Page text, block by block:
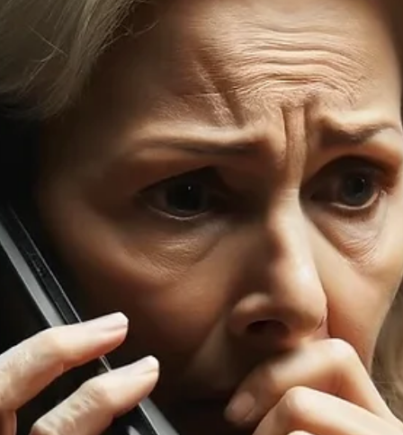
POL-CE: Polizei sucht Opfer und
einer Körperverletzung in Nienhagen
Nienhagen (ots)
Ein Autofahrer hatte am Dienstag, 05.11.2024 gegen 13
auf der Dorfstraße in Nienhagen in Höhe des
Raiffeisenmarktes beobachtet, dass...